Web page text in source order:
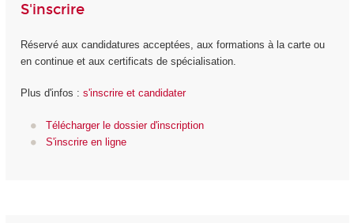
S'inscrire
Réservé aux candidatures acceptées, aux formations à la carte ou
en continue et aux certificats de spécialisation.
Plus d'infos : s'inscrire et candidater
Télécharger le dossier d'inscription
S'inscrire en ligne